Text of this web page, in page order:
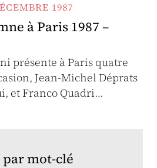
1987
à Paris 1987 –
présente à Paris quatre
Jean-Michel Déprats
et Franco Quadri…
mot-clé